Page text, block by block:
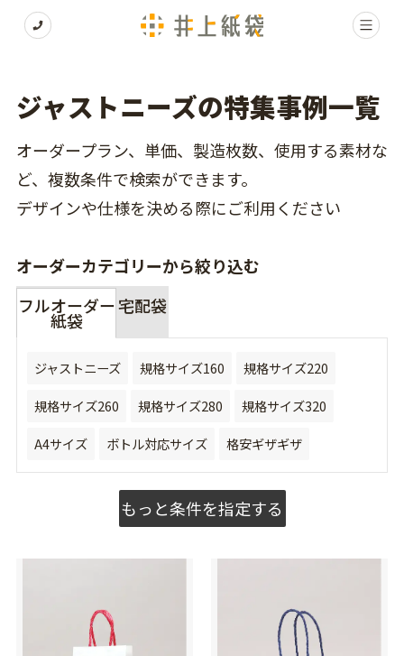
ジャストニーズの特集事例一覧
オーダープラン、単価、製造枚数、使用する素材な
ど、複数条件で検索ができます。
デザインや仕様を決める際にご利用ください
オーダーカテゴリーから絞り込む
フルオーダー
紙袋
宅配袋
ジャストニーズ 規格サイズ160
規格サイズ220
規格サイズ260
規格サイズ280
規格サイズ320
A4サイズ
ボトル対応サイズ 格安ギザギザ
もっと条件を指定する